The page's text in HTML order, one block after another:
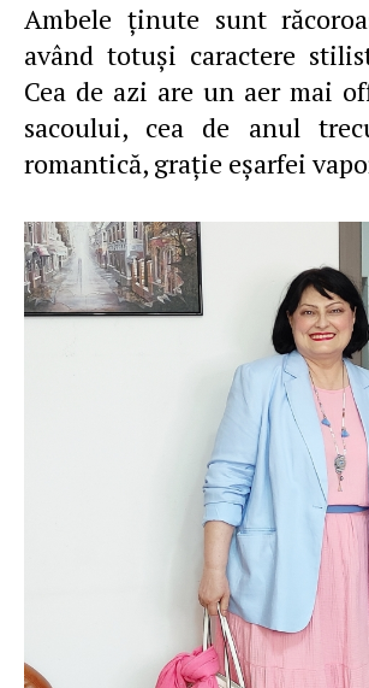
Ambele ţinute sunt
având totuşi caractere
Cea de azi are un aer mai
sacoului, cea de anul
romantică, graţie eşarfei